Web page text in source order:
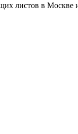
листов в Москве